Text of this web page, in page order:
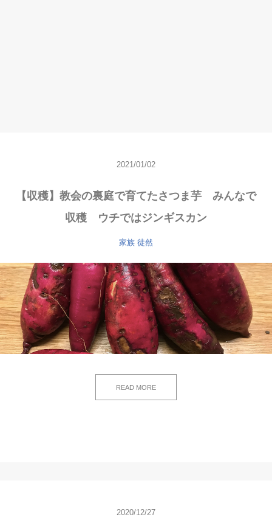
2021/01/02
【収穫】教会の裏庭で育てたさつま芋 みんなで
収穫 ウチではジンギスカン
家族 徒然
READ MORE
2020/12/27